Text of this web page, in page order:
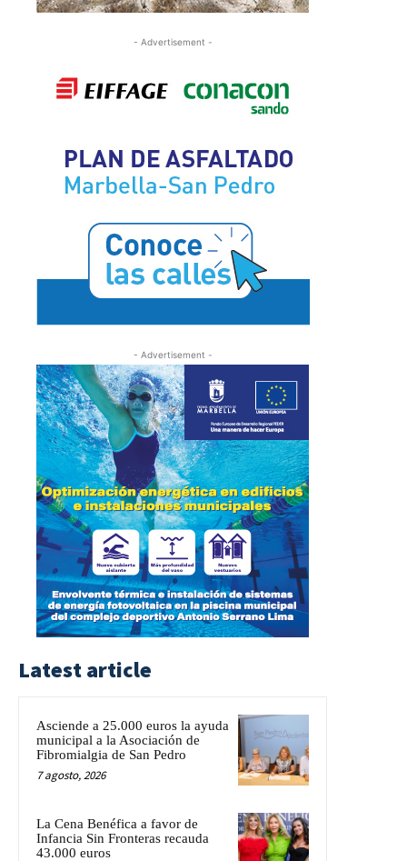
- Advertisement -
- Advertisement -
Latest article
Asciende a 25.000 euros la ayuda
municipal a la Asociación de
Fibromialgia de San Pedro
7 agosto, 2026
La Cena Benéfica a favor de
Infancia Sin Fronteras recauda
43.000 euros